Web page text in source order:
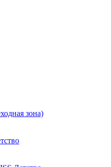
зона)